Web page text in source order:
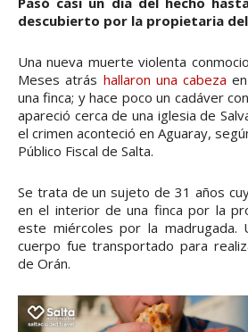
descubierto por la propietaria
Una nueva muerte violenta
Meses atrás hallaron una cabeza
una finca; y hace poco un cadáver
apareció cerca de una iglesia de
el crimen aconteció en Aguaray,
Público Fiscal de Salta.
Se trata de un sujeto de 31 años
en el interior de una finca por la
este miércoles por la madrugada.
cuerpo fue transportado para
de Orán.